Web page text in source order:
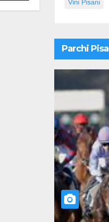
Vini Pisani
Parchi Pisa